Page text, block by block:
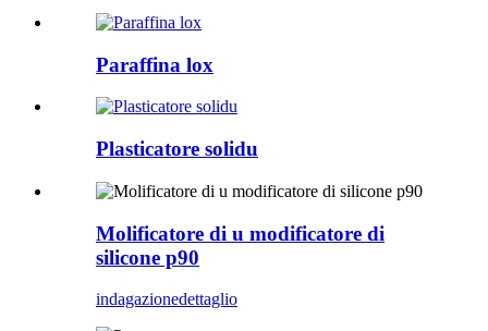
Paraffina lox
Plasticatore solidu
Molificatore di u modificatore di
silicone p90
indagazionedettaglio